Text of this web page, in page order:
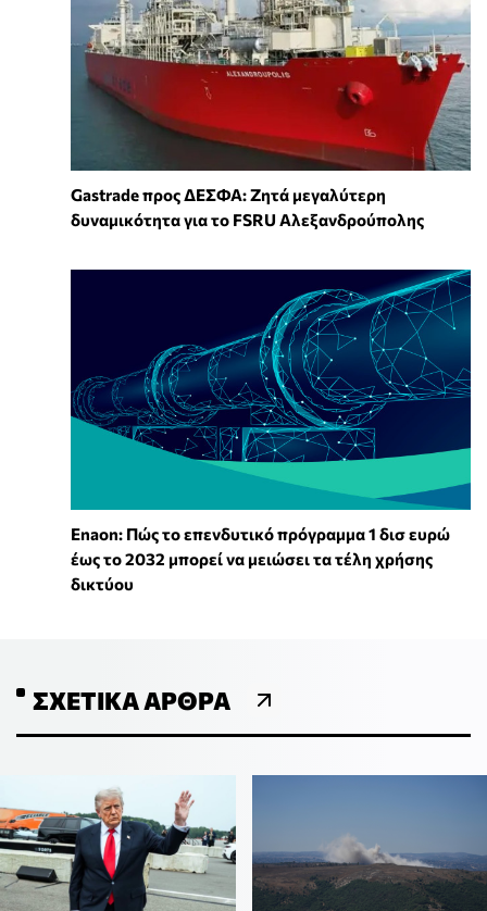
Gastrade προς ΔΕΣΦΑ: Ζητά μεγαλύτερη
δυναμικότητα για το FSRU Αλεξανδρούπολης
Enaon: Πώς το επενδυτικό πρόγραμμα 1 δισ ευρώ
έως το 2032 μπορεί να μειώσει τα τέλη χρήσης
δικτύου
ΣΧΕΤΙΚΆ ΆΡΘΡΑ